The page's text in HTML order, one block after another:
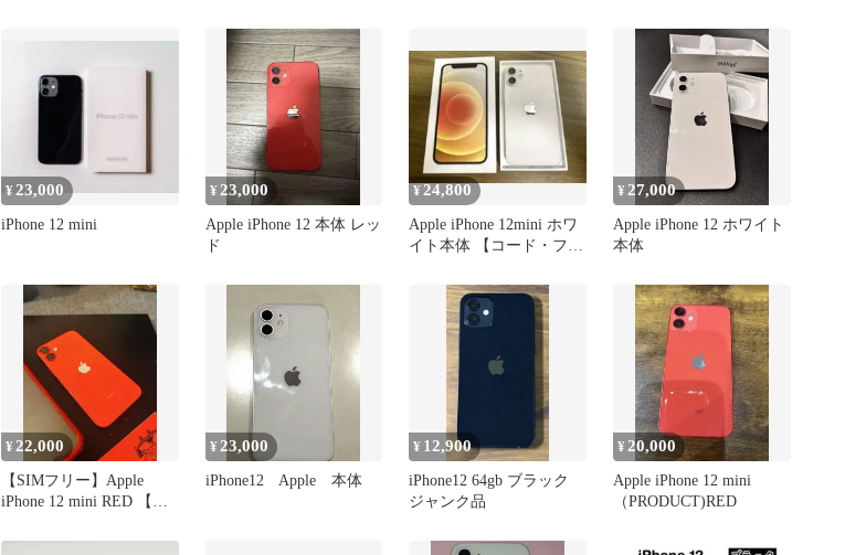
¥23,000
iPhone 12 mini
¥23,000
Apple iPhone 12 本体 レッ
ド
¥24,800
Apple iPhone 12mini ホワ
イト本体 【コード・フィ
¥27,000
Apple iPhone 12 ホワイト
本体
¥22,000
【SIMフリー】Apple
iPhone 12 mini RED 【美
¥23,000
iPhone12 Apple 本体
¥ 12,900
iPhone12 64gb ブラック
ジャンク品
¥20,000
Apple iPhone 12 mini
（PRODUCT)RED